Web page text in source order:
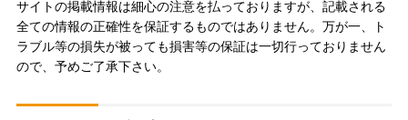
サイトの掲載情報は細心の注意を払っておりますが、記載される
全ての情報の正確性を保証するものではありません。万が一、ト
ラブル等の損失が被っても損害等の保証は一切行っておりません
ので、予めご了承下さい。